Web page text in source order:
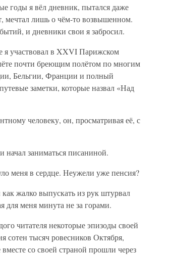
годы я вёл дневник, пытался даже
мечтал лишь о чём-то возвышенном.
и дневники свои я забросил.
я участвовал в XXVI Парижском
почти бреющим полётом по многим
Бельгии, Франции и полный
заметки, которые назвал «Над
человеку, он, просматривая её, с
заниматься писаниной.
меня в сердце. Неужели уже пенсия?
жалко выпускать из рук штурвал
для меня минута не за горами.
читателя некоторые эпизоды своей
сотен тысяч ровесников Октября,
со своей страной прошли через